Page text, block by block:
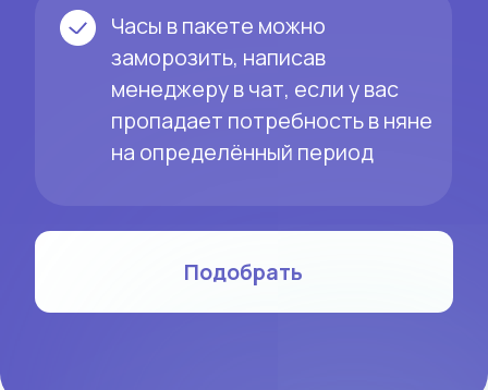
Есть няни для детей с особенностями
Если няня заболела или связь с ней
пропала -- быстро найдут замену
ребёнка и его особенностей